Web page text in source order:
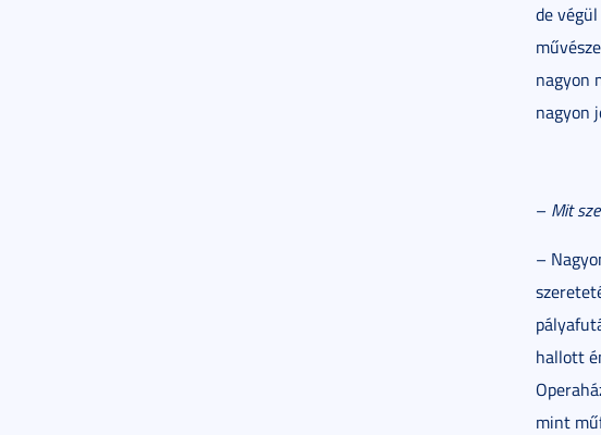
de
nagyon
nagyon
– Mit
–
hallott
mint